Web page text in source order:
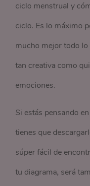
ciclo menstrual y
ciclo. Es lo máximo
mucho mejor todo lo
tan creativa como
emociones.
Si estás pensando
tienes que
súper fácil de
tu diagrama, será